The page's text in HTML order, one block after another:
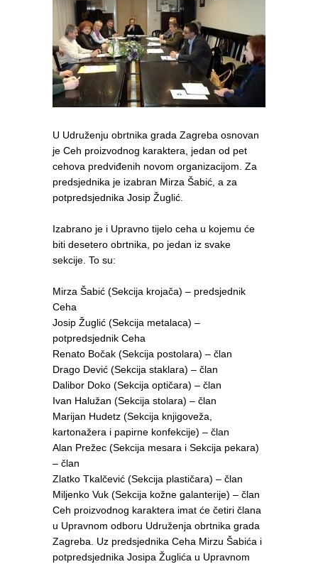
U Udruženju obrtnika grada Zagreba osnovan
je Ceh proizvodnog karaktera, jedan od pet
cehova predviđenih novom organizacijom. Za
predsjednika je izabran Mirza Šabić, a za
potpredsjednika Josip Žuglić.
Izabrano je i Upravno tijelo ceha u kojemu će
biti desetero obrtnika, po jedan iz svake
sekcije. To su:
Mirza Šabić (Sekcija krojača) – predsjednik
Ceha
Josip Žuglić (Sekcija metalaca) –
potpredsjednik Ceha
Renato Bočak (Sekcija postolara) – član
Drago Dević (Sekcija staklara) – član
Dalibor Doko (Sekcija optičara) – član
Ivan Halužan (Sekcija stolara) – član
Marijan Hudetz (Sekcija knjigoveža,
kartonažera i papirne konfekcije) – član
Alan Prežec (Sekcija mesara i Sekcija pekara)
– član
Zlatko Tkalčević (Sekcija plastičara) – član
Miljenko Vuk (Sekcija kožne galanterije) – član
Ceh proizvodnog karaktera imat će četiri člana
u Upravnom odboru Udruženja obrtnika grada
Zagreba. Uz predsjednika Ceha Mirzu Šabića i
potpredsjednika Josipa Žuglića u Upravnom